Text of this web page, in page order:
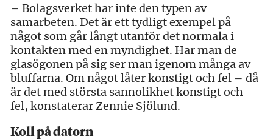
– Bolagsverket har inte den typen av
samarbeten. Det är ett tydligt exempel på
något som går långt utanför det normala i
kontakten med en myndighet. Har man de
glasögonen på sig ser man igenom många av
bluffarna. Om något låter konstigt och fel – då
är det med största sannolikhet konstigt och
fel, konstaterar Zennie Sjölund.
Koll på datorn